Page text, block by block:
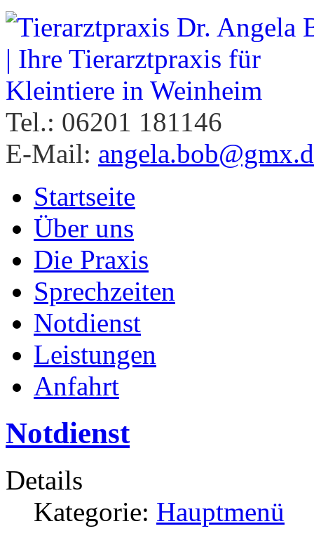
Tel.: 06201 181146
E-Mail:
Startseite
Über uns
Die Praxis
Sprechzeiten
Notdienst
Leistungen
Anfahrt
Notdienst
Details
Kategorie: Hauptmenü